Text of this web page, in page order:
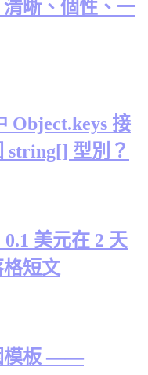
晰、個性、一
Object.keys 接
string[] 型別？
美元在 2 天
格短文
模板 ——